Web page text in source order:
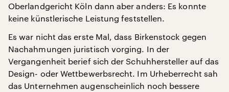
Oberlandgericht Köln dann aber anders: Es konnte
keine künstlerische Leistung feststellen.
Es war nicht das erste Mal, dass Birkenstock gegen
Nachahmungen juristisch vorging. In der
Vergangenheit berief sich der Schuhhersteller auf das
Design- oder Wettbewerbsrecht. Im Urheberrecht sah
das Unternehmen augenscheinlich noch bessere